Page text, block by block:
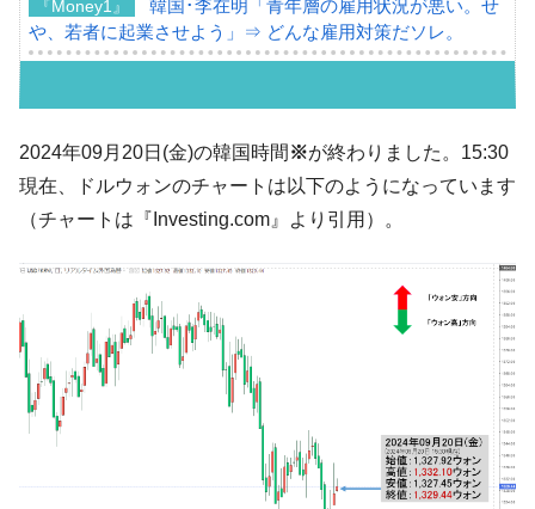
『Money1』
韓国･李在明「青年層の雇用状況が悪い。せ
や、若者に起業させよう」⇒ どんな雇用対策だソレ。
韓国「ここは北朝鮮なのか。選管がサーバ
ーにウソのデータを入力したのは明白だ」
言。
『Money1』
韓国は「中国と同じく」投資に不適格な国
『Money1』
『韓国銀行』が「金の保有量を増やしま
す」⇒「金を経由するドル入手」手段ではないのか？
『Money1』
韓国･外為取引量「1日当たり1,214.4億ド
ル」まで拡大 ⇒ 海外資金の動きに強く左右される状態
韓国･帰ってきた李在明。李在明を支持しな
い「50.5％」に上昇
2024年09月20日(金)の韓国時間 ※が終わりました。15:30
現在、ドルウォンのチャートは以下のようになっています
（チャートは『Investing.com』より引用）。